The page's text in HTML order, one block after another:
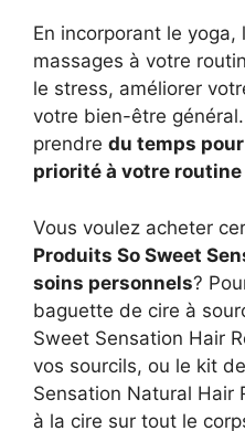
En incorporant le
massages à votre
le stress, améliorer
votre bien-être général.
prendre du temps
priorité à votre
Vous voulez acheter
Produits So Sweet
soins personnels?
baguette de cire à
Sweet Sensation Hair
vos sourcils, ou le kit
Sensation Natural Hair
à la cire sur tout le